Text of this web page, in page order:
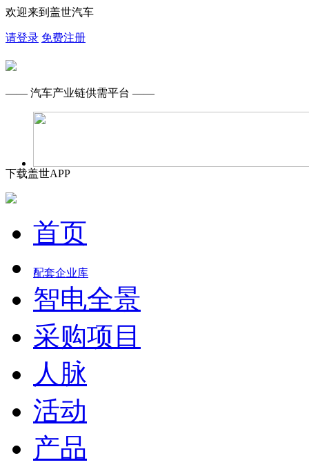
欢迎来到盖世汽车
请登录 免费注册
—— 汽车产业链供需平台 ——
下载盖世APP
首页
配套企业库
智电全景
采购项目
人脉
活动
产品